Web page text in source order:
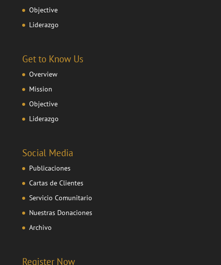
Objective
Liderazgo
Get to Know Us
Overview
Mission
Objective
Liderazgo
Social Media
Publicaciones
Cartas de Clientes
Servicio Comunitario
Nuestras Donaciones
Archivo
Register Now